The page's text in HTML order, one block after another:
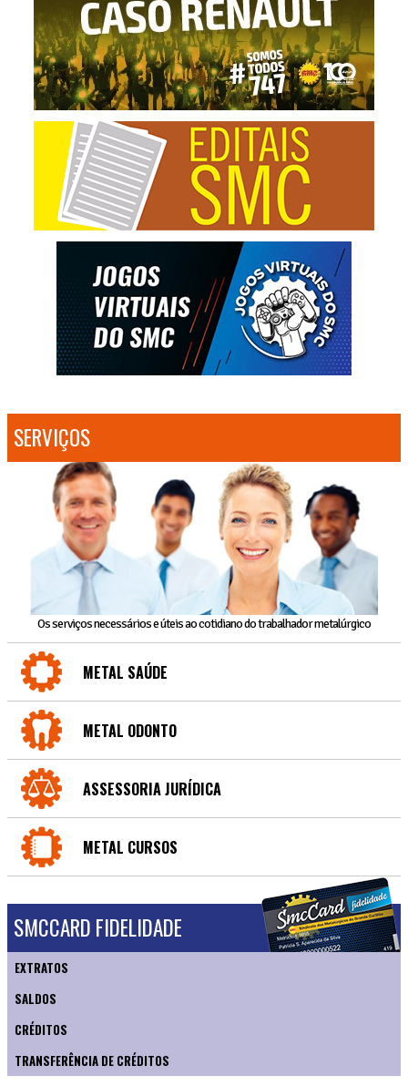
SERVIÇOS
Os serviços necessários e úteis ao cotidiano do trabalhador metalúrgico
METAL SAÚDE
METAL ODONTO
ASSESSORIA JURÍDICA
METAL CURSOS
SMCCARD FIDELIDADE
EXTRATOS
SALDOS
CRÉDITOS
TRANSFERÊNCIA DE CRÉDITOS